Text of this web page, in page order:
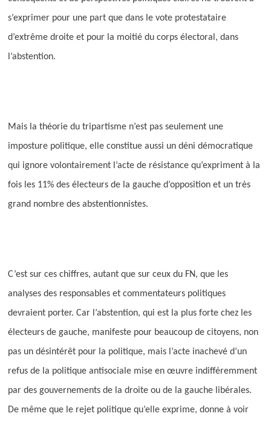
s’exprimer pour une part que dans le vote protestataire
d’extrême droite et pour la moitié du corps électoral, dans
l’abstention.
Mais la théorie du tripartisme n’est pas seulement une
imposture politique, elle constitue aussi un déni démocratique
qui ignore volontairement l’acte de résistance qu’expriment à la
fois les 11% des électeurs de la gauche d’opposition et un très
grand nombre des abstentionnistes.
C’est sur ces chiffres, autant que sur ceux du FN, que les
analyses des responsables et commentateurs politiques
devraient porter. Car l’abstention, qui est la plus forte chez les
électeurs de gauche, manifeste pour beaucoup de citoyens, non
pas un désintérêt pour la politique, mais l’acte inachevé d’un
refus de la politique antisociale mise en œuvre indifféremment
par des gouvernements de la droite ou de la gauche libérales.
De même que le rejet politique qu’elle exprime, donne à voir